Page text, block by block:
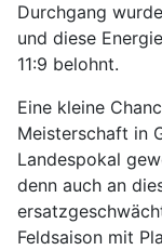
Durchgang
und diese
11:9 belohnt.
Eine kleine
Meisterschaft in
Landespokal
denn auch an
Feldsaison mit